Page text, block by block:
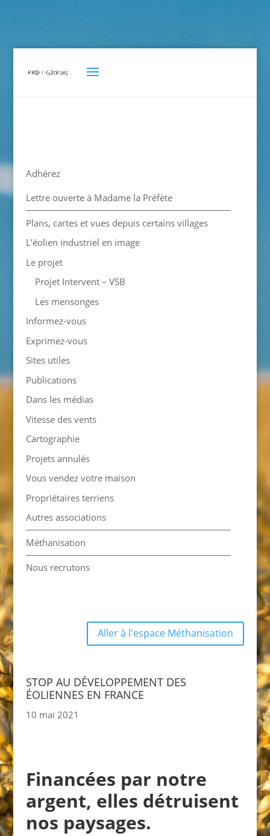
Adhérez
Lettre ouverte à Madame la Préfète
Plans, cartes et vues depuis certains villages
L’éolien industriel en image
Le projet
Projet Intervent – VSB
Les mensonges
Informez-vous
Exprimez-vous
Sites utiles
Publications
Dans les médias
Vitesse des vents
Cartographie
Projets annulés
Vous vendez votre maison
Propriétaires terriens
Autres associations
Méthanisation
Nous recrutons
Aller à l'espace Méthanisation
STOP AU DÉVELOPPEMENT DES
ÉOLIENNES EN FRANCE
10 mai 2021
Financées par notre
argent, elles détruisent
nos paysages.